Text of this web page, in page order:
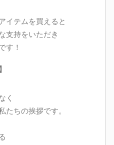
イテムを買えると
支持をいただき
す！
く
たちの挨拶です。